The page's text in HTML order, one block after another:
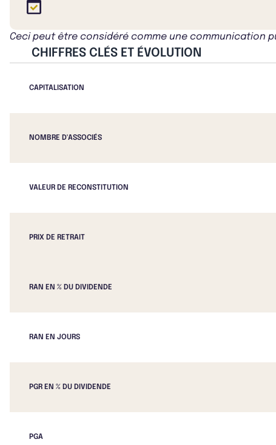
Ceci peut être considéré comme une communication
CHIFFRES CLÉS ET ÉVOLUTION
CAPITALISATION
NOMBRE D'ASSOCIÉS
VALEUR DE RECONSTITUTION
PRIX DE RETRAIT
RAN EN % DU DIVIDENDE
RAN EN JOURS
PGR EN % DU DIVIDENDE
PGA